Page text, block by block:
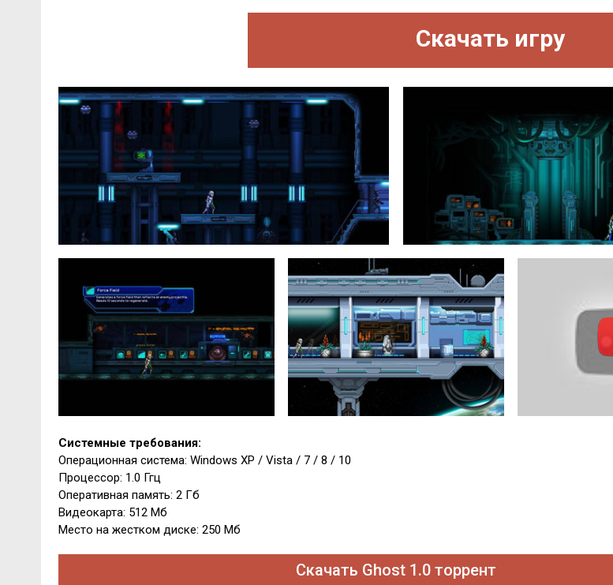
Скачать игру
Системные требования:
Операционная система: Windows XP / Vista / 7 / 8 / 10
Процессор: 1.0 Ггц
Оперативная память: 2 Гб
Видеокарта: 512 Мб
Место на жестком диске: 250 Мб
Скачать Ghost 1.0 торрент